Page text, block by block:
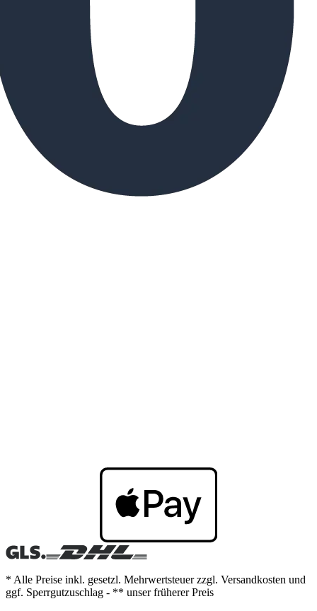
* Alle Preise inkl. gesetzl. Mehrwertsteuer zzgl. Versandkosten und
ggf. Sperrgutzuschlag - ** unser früherer Preis